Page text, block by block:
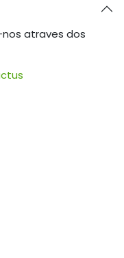
atraves dos